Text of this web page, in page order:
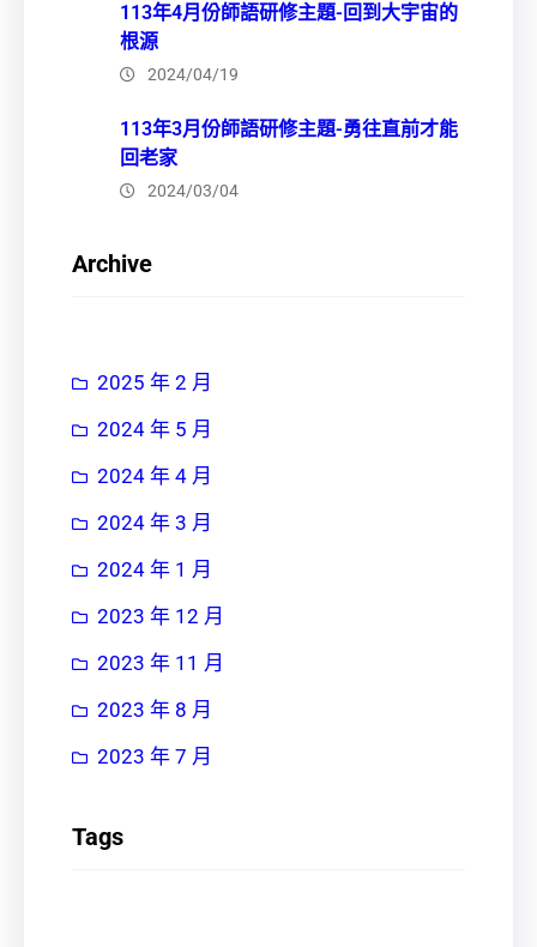
113年4月份師語研修主題-回到大宇宙的
根源
2024/04/19
113年3月份師語研修主題-勇往直前才能
回老家
2024/03/04
Archive
2025 年 2 月
2024 年 5 月
2024 年 4 月
2024 年 3 月
2024 年 1 月
2023 年 12 月
2023 年 11 月
2023 年 8 月
2023 年 7 月
Tags